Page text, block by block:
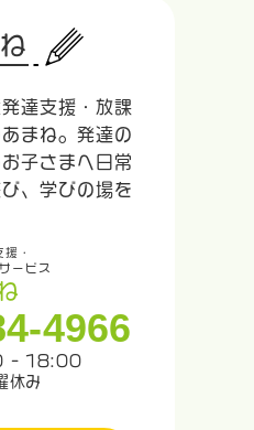
達支援・放課
まね。発達の
子さまへ日常
、学びの場を
・
ービス
4966
- 18:00
休み